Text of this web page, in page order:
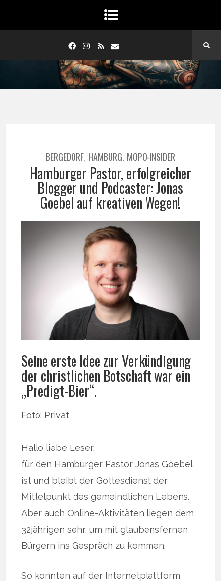
BERGEDORF, HAMBURG, MOPO-INSIDER
Hamburger Pastor, erfolgreicher
Blogger und Podcaster: Jonas
Goebel auf kreativen Wegen!
Seine erste Idee zur Verkündigung
der christlichen Botschaft war ein
„Predigt-Bier“.
Foto: Privat
Hallo liebe Leser,
für den Hamburger Pastor Jonas Goebel
ist und bleibt der Gottesdienst der
Mittelpunkt des gemeindlichen Lebens.
Aber auch Online-Aktivitäten liegen dem
32jährigen sehr, um mit glaubensfernen
Bürgern ins Gespräch zu kommen.
So konnten auf der Internetplattform